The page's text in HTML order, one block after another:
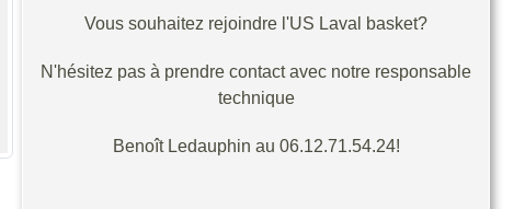
Vous souhaitez rejoindre l'US Laval basket?
N'hésitez pas à prendre contact avec notre responsable
technique
Benoît Ledauphin au 06.12.71.54.24!